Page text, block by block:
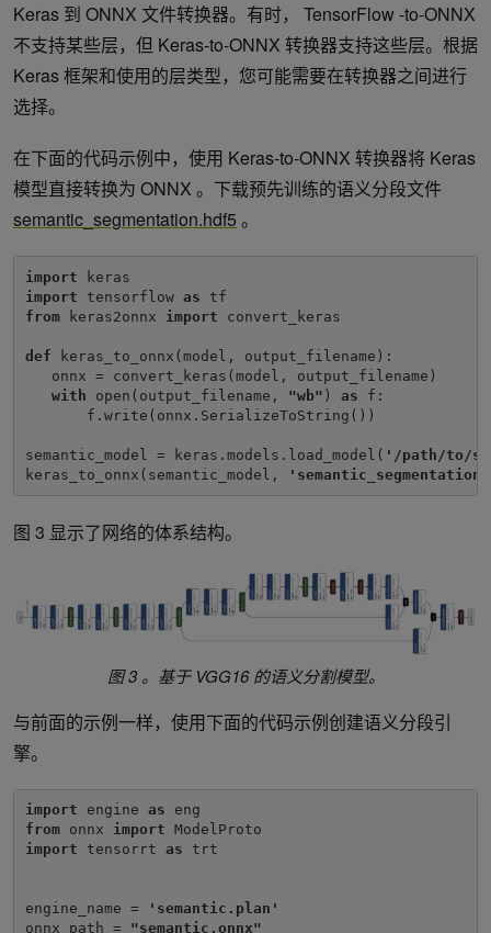
# Transfer predictions back from the GPU.
# Synchronize the stream
stream.synchronize()
# Return the host output.
Keras 到 ONNX 文件转换器。有时， TensorFlow -to-ONNX
不支持某些层，但 Keras-to-ONNX 转换器支持这些层。根据
Keras 框架和使用的层类型，您可能需要在转换器之间进行
选择。
在下面的代码示例中，使用 Keras-to-ONNX 转换器将 Keras
模型直接转换为 ONNX 。下载预先训练的语义分段文件
semantic_segmentation.hdf5 。
import
import tensorflow as
from
keras2onnx import convert_keras
def
keras_to_onnx(model, output_filename):
onnx = convert_keras(model, output_filename)
with open(output_filename, "wb" ) as f:
f.write(onnx.SerializeToString())
semantic_model = keras.models.load_model( '/path/to/
keras_to_onnx(semantic_model,
图 3 显示了网络的体系结构。
图 3 。基于 VGG16 的语义分割模型。
与前面的示例一样，使用下面的代码示例创建语义分段引
擎。
import engine as
from onnx import
import tensorrt as trt
engine_name =
'semantic.plan'
onnx_path = "semantic.onnx"